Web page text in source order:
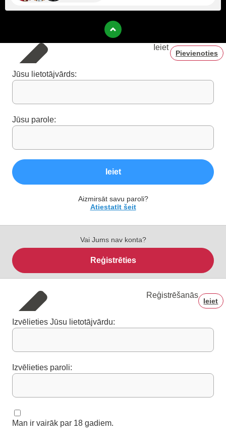
Ieiet
Pievienoties
Jūsu lietotājvārds:
Jūsu parole:
Ieiet
Aizmirsāt savu paroli?
Atiestatīt šeit
Vai Jums nav konta?
Reģistrēties
Reģistrēšanās
Ieiet
Izvēlieties Jūsu lietotājvārdu:
Izvēlieties paroli:
Man ir vairāk par 18 gadiem.